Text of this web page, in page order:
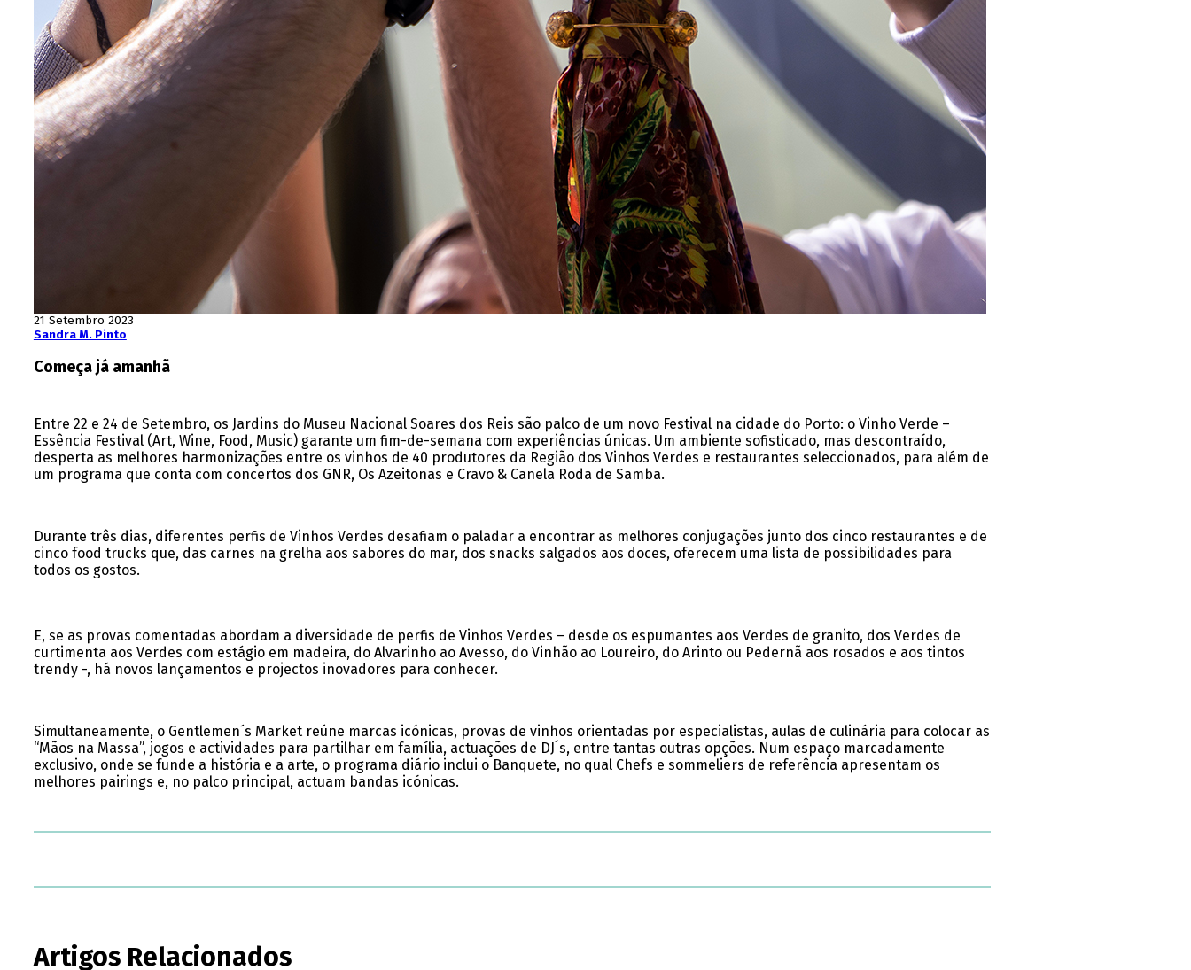
21 Setembro 2023
Sandra M. Pinto
Começa já amanhã
Entre 22 e 24 de Setembro, os Jardins do Museu Nacional Soares dos Reis são palco de um novo Festival na cidade do Porto: o Vinho Verde –
Essência Festival (Art, Wine, Food, Music) garante um fim-de-semana com experiências únicas. Um ambiente sofisticado, mas descontraído,
desperta as melhores harmonizações entre os vinhos de 40 produtores da Região dos Vinhos Verdes e restaurantes seleccionados, para além de
um programa que conta com concertos dos GNR, Os Azeitonas e Cravo & Canela Roda de Samba.
Durante três dias, diferentes perfis de Vinhos Verdes desafiam o paladar a encontrar as melhores conjugações junto dos cinco restaurantes e de
cinco food trucks que, das carnes na grelha aos sabores do mar, dos snacks salgados aos doces, oferecem uma lista de possibilidades para
todos os gostos.
E, se as provas comentadas abordam a diversidade de perfis de Vinhos Verdes – desde os espumantes aos Verdes de granito, dos Verdes de
curtimenta aos Verdes com estágio em madeira, do Alvarinho ao Avesso, do Vinhão ao Loureiro, do Arinto ou Pedernã aos rosados e aos tintos
trendy -, há novos lançamentos e projectos inovadores para conhecer.
Simultaneamente, o Gentlemen´s Market reúne marcas icónicas, provas de vinhos orientadas por especialistas, aulas de culinária para colocar as
“Mãos na Massa”, jogos e actividades para partilhar em família, actuações de DJ´s, entre tantas outras opções. Num espaço marcadamente
exclusivo, onde se funde a história e a arte, o programa diário inclui o Banquete, no qual Chefs e sommeliers de referência apresentam os
melhores pairings e, no palco principal, actuam bandas icónicas.
Artigos Relacionados